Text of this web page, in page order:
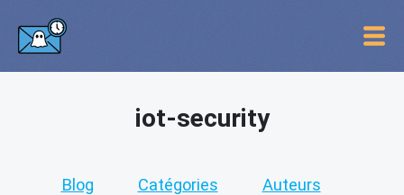
iot-security
Blog Catégories Auteurs